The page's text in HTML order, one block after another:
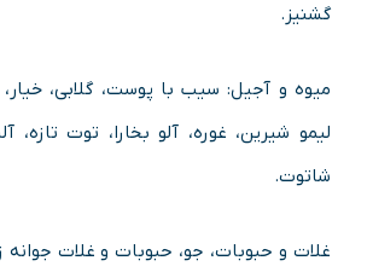
گشنیز.
میوه و آجیل: سیب با پوست، گلابی، خیار،
لیمو شیرین، غوره، آلو بخارا، توت تازه،
شاتوت.
غلات و حبوبات، جو، حبوبات و غلات